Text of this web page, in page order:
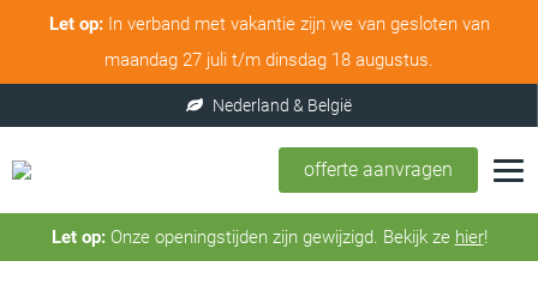
Let op:In verband met vakantie zijn we van gesloten van
maandag 27 juli t/m dinsdag 18 augustus.
offerte aanvragen
Let op:Onze openingstijden zijn gewijzigd. Bekijk ze hier!